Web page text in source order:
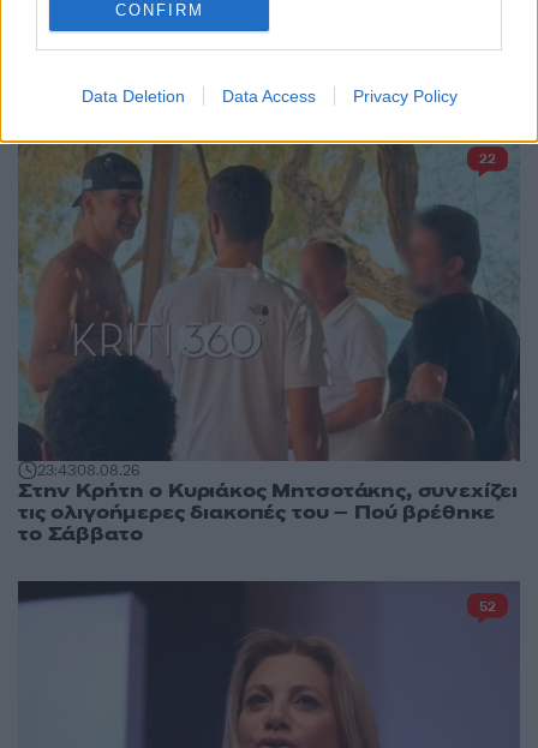
CONFIRM
Data Deletion Data Access Privacy Policy
Πολιτική: Περισσότερα
άρθρα
23:4308.08.26
Στην Κρήτη ο Κυριάκος Μητσοτάκης, συνεχίζει
τις ολιγοήμερες διακοπές του – Πού βρέθηκε
το Σάββατο
22
52